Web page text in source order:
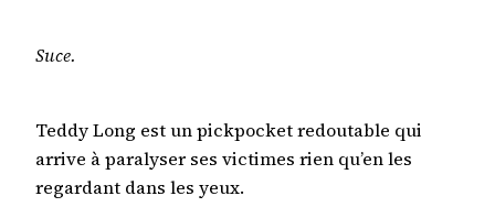
Suce.
Teddy Long est un pickpocket redoutable qui
arrive à paralyser ses victimes rien qu’en les
regardant dans les yeux.